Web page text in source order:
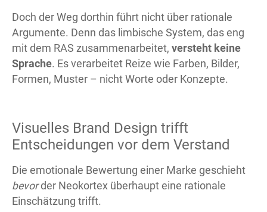
Doch der Weg dorthin führt nicht über rationale
Argumente. Denn das limbische System, das eng
mit dem RAS zusammenarbeitet, versteht keine
Sprache. Es verarbeitet Reize wie Farben, Bilder,
Formen, Muster – nicht Worte oder Konzepte.
Visuelles Brand Design trifft
Entscheidungen vor dem Verstand
Die emotionale Bewertung einer Marke geschieht
bevorder Neokortex überhaupt eine rationale
Einschätzung trifft.